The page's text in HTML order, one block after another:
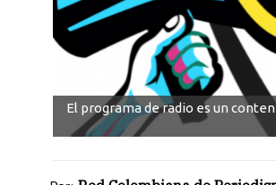
El programa de radio es un